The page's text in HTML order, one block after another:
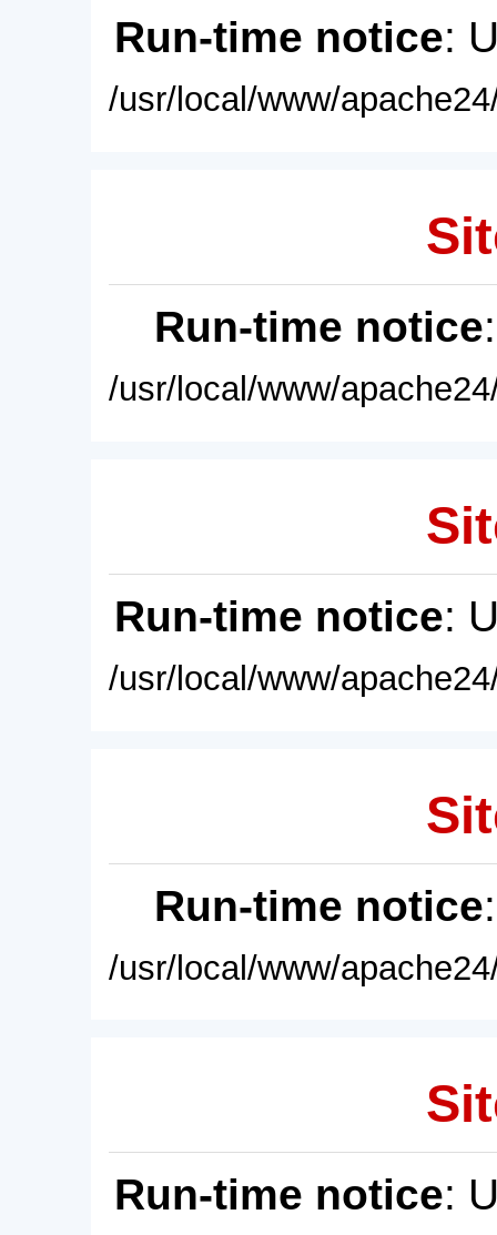
Run-time notice:
/usr/local/www/
Run-time notice
/usr/local/www/
Run-time notice:
/usr/local/www/
Run-time notice
/usr/local/www/
Run-time notice: